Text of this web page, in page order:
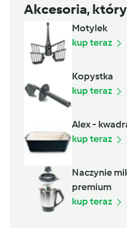
Akcesoria,
Motylek
kup teraz
Kopystka
kup teraz
Alex -
kup teraz
Naczynie
premium
kup teraz